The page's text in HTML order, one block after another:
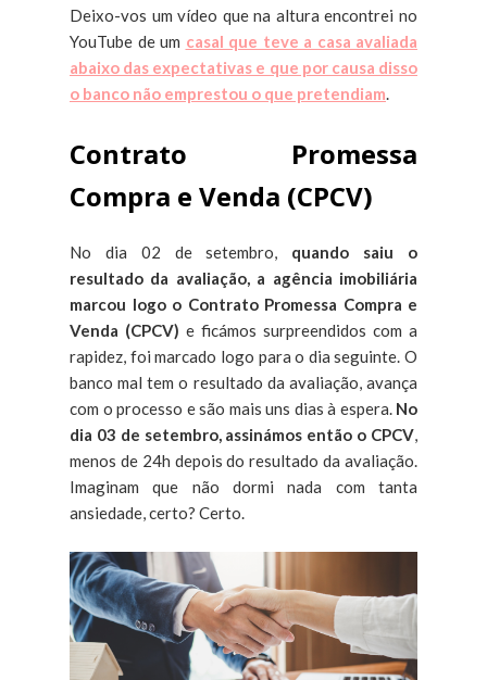
Deixo-vos um vídeo que na altura encontrei no
YouTube de um casal que teve a casa avaliada
abaixo das expectativas e que por causa disso
o banco não emprestou o que pretendiam
Contrato Promessa
Compra e Venda (CPCV)
No dia 02 de setembro, quando saiu o
resultado da avaliação, a agência imobiliária
marcou logo o Contrato Promessa Compra e
Venda (CPCV) e ficámos surpreendidos com a
rapidez, foi marcado logo para o dia seguinte. O
banco mal tem o resultado da avaliação, avança
com o processo e são mais uns dias à espera. No
dia 03 de setembro, assinámos então o CPCV
menos de 24h depois do resultado da avaliação.
Imaginam que não dormi nada com tanta
ansiedade, certo? Certo.